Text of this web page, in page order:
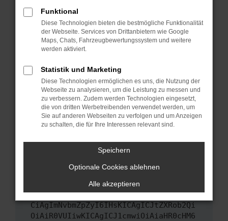
Probleme zu beheben.
Stelle sicher, dass dein Browser und dein
Betriebssystem auf dem neuesten Stand
sind.
Veraltete Software birgt nicht nur ein
Sicherheitsrisiko, sondern kann auch dazu
führen, dass bestimmte Funktionen nicht mehr
unterstützt werden.
Wende dich an den Webseitenbetreiber.
Wenn du alle oben genannten Schritte versucht
versuchen, das Problem zu beheben. Du kannst
Fehlersuche zu unterstützen:
ewogICJuYW1lIjogIk5ldHdvcmtFcnJvciIs
CiAgImNvbmZpZyI6IHsKICAgICJtZXRob2Qi
OiAiR0VUIiwKICAgICJ1cmwiOiAiaHR0cHM6
Funktional
Diese Technologien bieten die bestmögliche Funktionalität
der Webseite. Services von Drittanbietern wie Google
Maps, Chats, Fahrzeugbewertungssystem und weitere
werden aktiviert.
Statistik und Marketing
Diese Technologien ermöglichen es uns, die Nutzung der
Webseite zu analysieren, um die Leistung zu messen und
zu verbessern. Zudem werden Technologien eingesetzt,
die von dritten Werbetreibenden verwendet werden, um
Sie auf anderen Webseiten zu verfolgen und um Anzeigen
zu schalten, die für Ihre Interessen relevant sind.
Speichern
Optionale Cookies ablehnen
Alle akzeptieren